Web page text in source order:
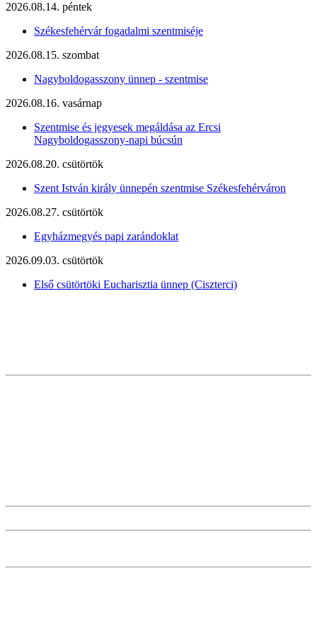
2026.08.14. péntek
Székesfehérvár fogadalmi szentmiséje
2026.08.15. szombat
Nagyboldogasszony ünnep - szentmise
2026.08.16. vasárnap
Szentmise és jegyesek megáldása az Ercsi
Nagyboldogasszony-napi búcsún
2026.08.20. csütörtök
Szent István király ünnepén szentmise Székesfehérváron
2026.08.27. csütörtök
Egyházmegyés papi zarándoklat
2026.09.03. csütörtök
Első csütörtöki Eucharisztia ünnep (Ciszterci)